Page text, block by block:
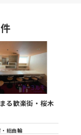
る歓楽街・桜木
総曲輪